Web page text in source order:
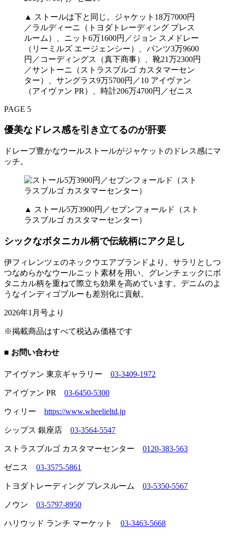
▲ ストールは下と同じ。ジャケット18万7000円
／ラルディーニ（トヨダトレーディング プレス
ルーム）、ニット6万1600円／ジョン スメドレー
（リーミルズ エージェンシー）、パンツ3万9600
円／コーディングス（真下商事）、靴21万2300円
／サントーニ（ストラスブルゴ カスタマーセン
ター）、サングラス9万5700円／10 アイヴァン
（アイヴァン PR）、時計206万4700円／ゼニス
PAGE 5
優美なドレス感を引き立てるのが肝要
ドレープ豊かなウールストールがジャケットのドレス感にマ
ッチ。
▲ ストール5万3900円／セブンフォールド（スト
ラスブルゴ カスタマーセンター）
シックなボタニカル柄で伝統柄にアク足し
伊フィレンツェのネックウエアブランドより。サラリとしつ
つなめらかなウールニット素材を用い、グレンチェックにボ
タニカル柄を重ねて際立ち効果を高めています。デニムのよ
うなインディゴブルーも差別化に貢献。
2026年1月号より
※掲載商品はすべて税込み価格です
■ お問い合わせ
アイヴァン 東京ギャラリー 03-3409-1972
アイヴァン PR 03-6450-5300
ウィリー https://www.wheelieltd.jp
シップス 銀座店 03-3564-5547
ストラスブルゴ カスタマーセンター 0120-383-563
ゼニス 03-3575-5861
トヨダトレーディング プレスルーム 03-5350-5567
ノウン 03-5797-8950
ハリウッド ランチ マーケット 03-3463-5668